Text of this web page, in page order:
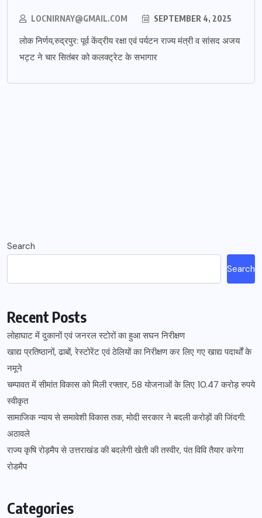
LOCNIRNAY@GMAIL.COM SEPTEMBER 4, 2025
लोक निर्णय,रुद्रपुर: पूर्व केंद्रीय रक्षा एवं पर्यटन राज्य मंत्री व सांसद अजय
भट्ट ने चार सितंबर को कलक्ट्रेट के सभागार
Search
Search
Recent Posts
लोहाघाट में दुकानों एवं जनरल स्टोरों का हुआ सघन निरीक्षण
खाद्य प्रतिष्ठानों, ढाबों, रेस्टोरेंट एवं ठेलियों का निरीक्षण कर लिए गए खाद्य पदार्थों के
नमूने
चम्पावत में सीमांत विकास को मिली रफ्तार, 58 योजनाओं के लिए 10.47 करोड़ रुपये
स्वीकृत
सामाजिक न्याय से समावेशी विकास तक, मोदी सरकार ने बदली करोड़ों की जिंदगी:
अठावले
राज्य कृषि रोड़मैप से उत्तराखंड की बदलेगी खेती की तस्वीर, पंत विवि तैयार करेगा
रोडमैप
Categories